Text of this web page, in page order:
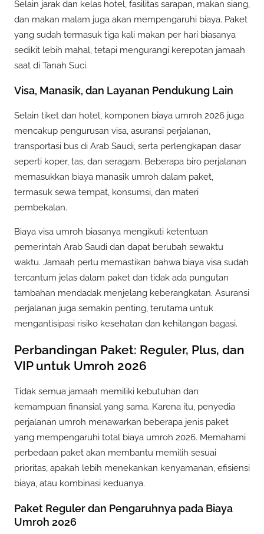
Selain jarak dan kelas hotel, fasilitas sarapan, makan siang,
dan makan malam juga akan mempengaruhi biaya. Paket
yang sudah termasuk tiga kali makan per hari biasanya
sedikit lebih mahal, tetapi mengurangi kerepotan jamaah
saat di Tanah Suci.
Visa, Manasik, dan Layanan Pendukung Lain
Selain tiket dan hotel, komponen biaya umroh 2026 juga
mencakup pengurusan visa, asuransi perjalanan,
transportasi bus di Arab Saudi, serta perlengkapan dasar
seperti koper, tas, dan seragam. Beberapa biro perjalanan
memasukkan biaya manasik umroh dalam paket,
termasuk sewa tempat, konsumsi, dan materi
pembekalan.
Biaya visa umroh biasanya mengikuti ketentuan
pemerintah Arab Saudi dan dapat berubah sewaktu
waktu. Jamaah perlu memastikan bahwa biaya visa sudah
tercantum jelas dalam paket dan tidak ada pungutan
tambahan mendadak menjelang keberangkatan. Asuransi
perjalanan juga semakin penting, terutama untuk
mengantisipasi risiko kesehatan dan kehilangan bagasi.
Perbandingan Paket: Reguler, Plus, dan
VIP untuk Umroh 2026
Tidak semua jamaah memiliki kebutuhan dan
kemampuan finansial yang sama. Karena itu, penyedia
perjalanan umroh menawarkan beberapa jenis paket
yang mempengaruhi total biaya umroh 2026. Memahami
perbedaan paket akan membantu memilih sesuai
prioritas, apakah lebih menekankan kenyamanan, efisiensi
biaya, atau kombinasi keduanya.
Paket Reguler dan Pengaruhnya pada Biaya
Umroh 2026